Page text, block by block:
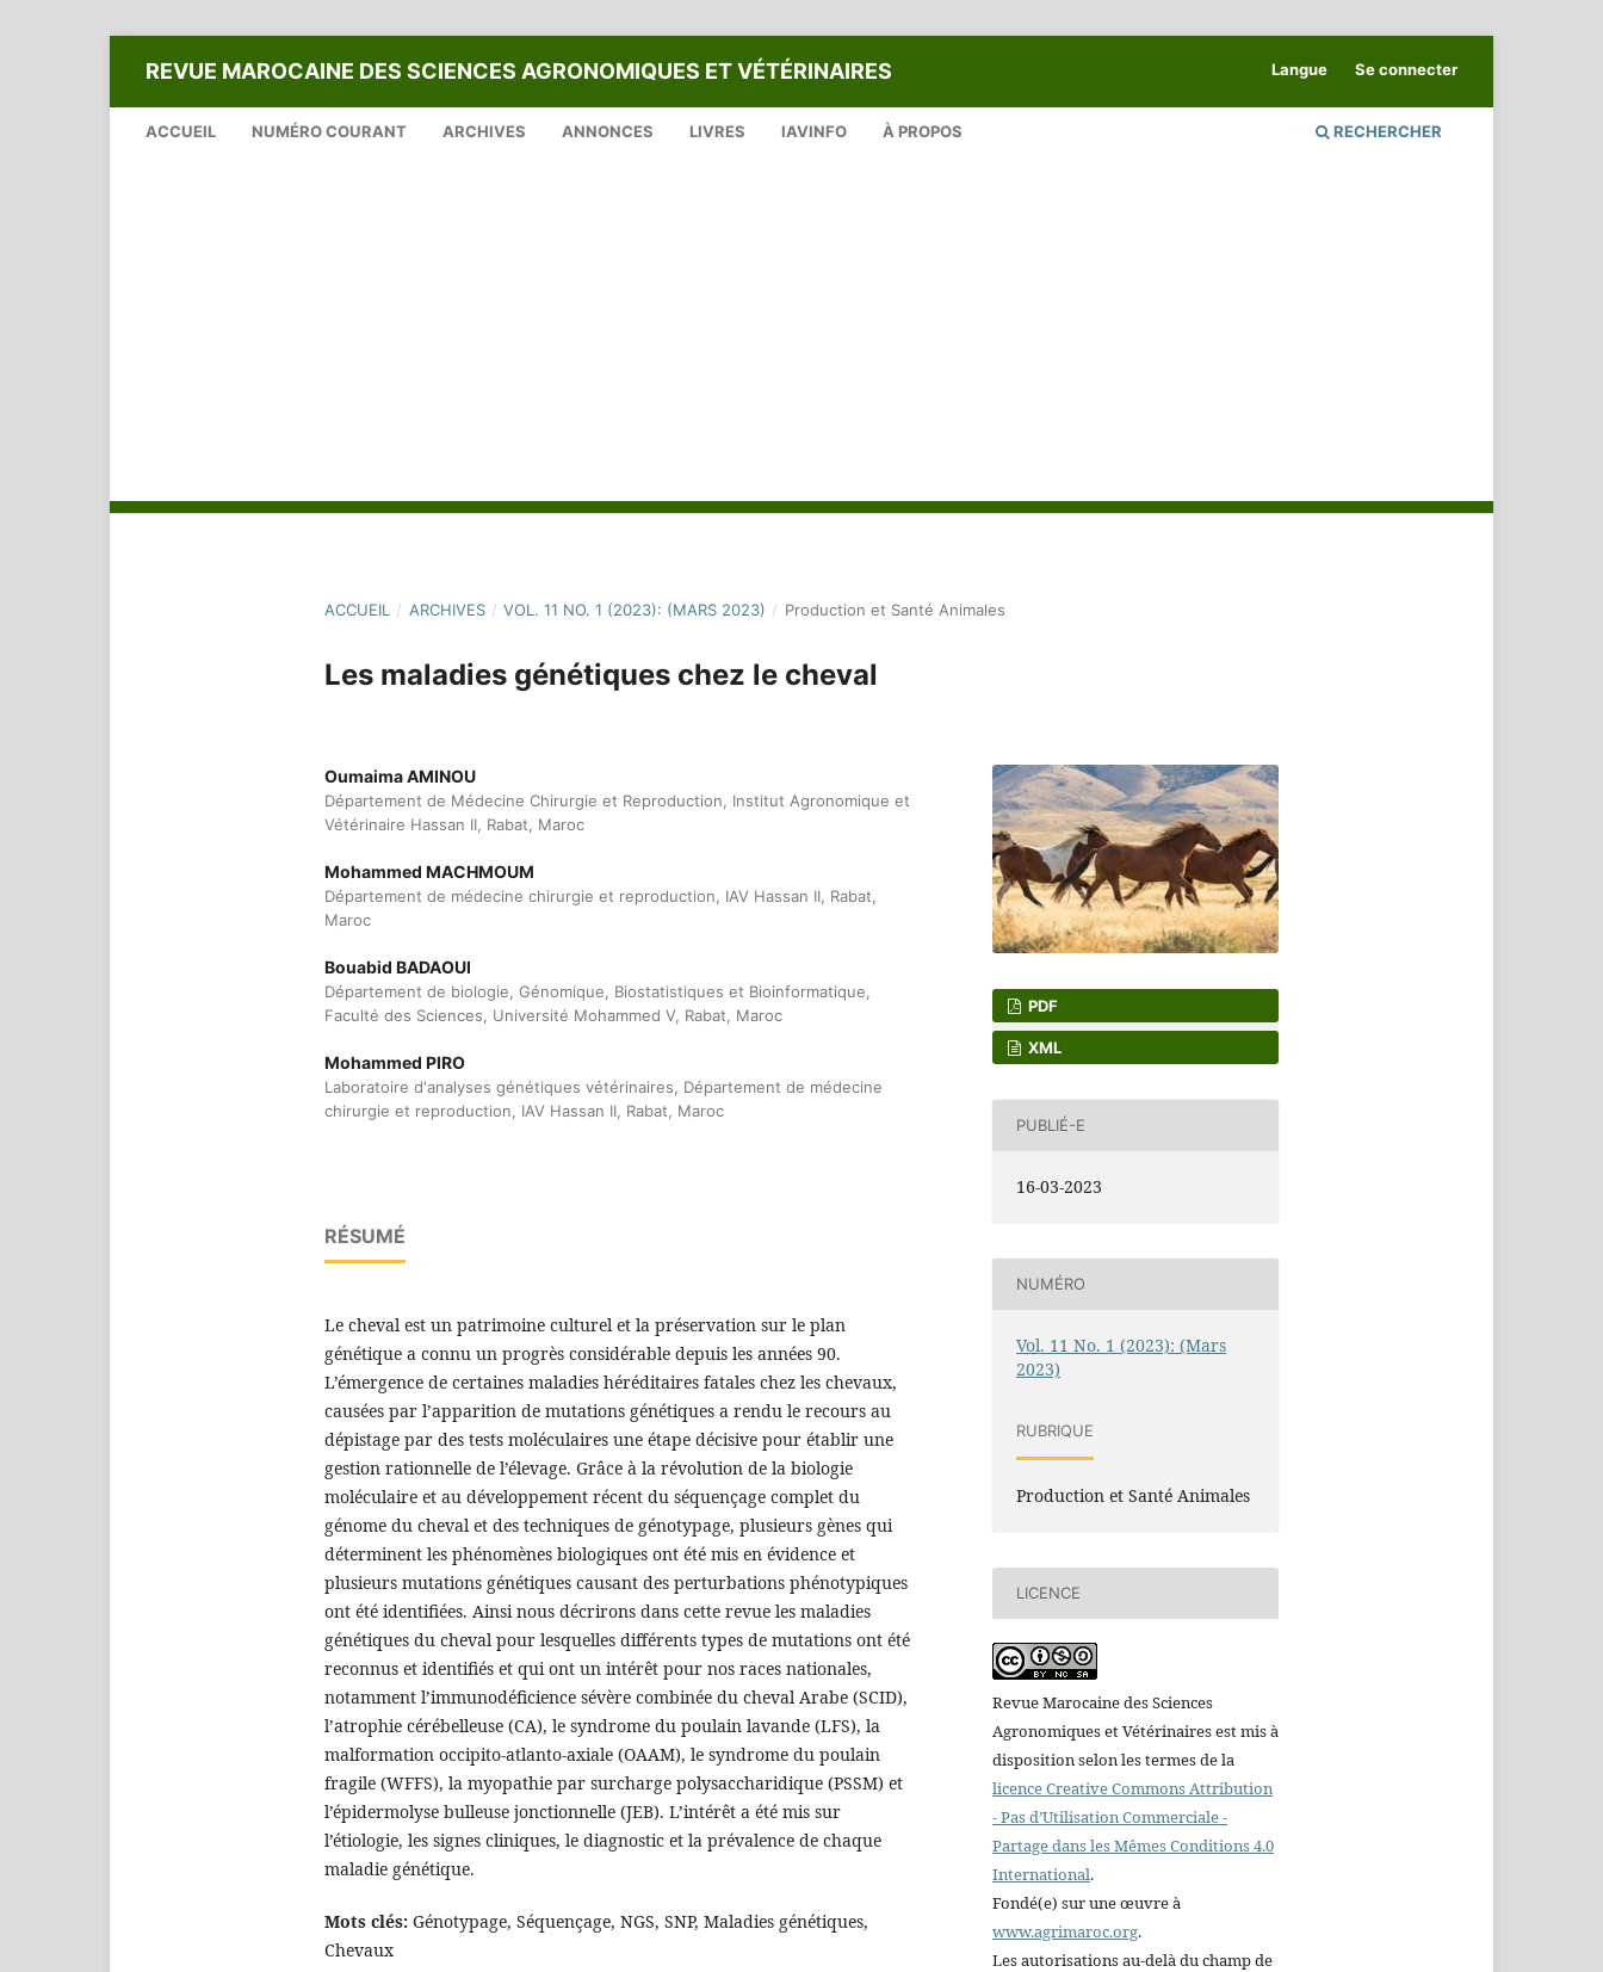
REVUE MAROCAINE DES SCIENCES AGRONOMIQUES ET VÉTÉRINAIRES
ACCUEIL NUMÉRO COURANT ARCHIVES ANNONCES LIVRES IAVINFO À PROPOS RECHERCHER
Langue Se connecter
ACCUEIL / ARCHIVES / VOL. 11 NO. 1 (2023): (MARS 2023) / Production et Santé Animales
Les maladies génétiques chez le cheval
Oumaima AMINOU
Département de Médecine Chirurgie et Reproduction, Institut Agronomique et
Vétérinaire Hassan II, Rabat, Maroc
Mohammed MACHMOUM
Département de médecine chirurgie et reproduction, IAV Hassan II, Rabat,
Maroc
Bouabid BADAOUI
Département de biologie, Génomique, Biostatistiques et Bioinformatique,
Faculté des Sciences, Université Mohammed V, Rabat, Maroc
Mohammed PIRO
Laboratoire d'analyses génétiques vétérinaires, Département de médecine
chirurgie et reproduction, IAV Hassan II, Rabat, Maroc
RÉSUMÉ
Le cheval est un patrimoine culturel et la préservation sur le plan
génétique a connu un progrès considérable depuis les années 90.
L’émergence de certaines maladies héréditaires fatales chez les chevaux,
causées par l’apparition de mutations génétiques a rendu le recours au
dépistage par des tests moléculaires une étape décisive pour établir une
gestion rationnelle de l’élevage. Grâce à la révolution de la biologie
moléculaire et au développement récent du séquençage complet du
génome du cheval et des techniques de génotypage, plusieurs gènes qui
déterminent les phénomènes biologiques ont été mis en évidence et
plusieurs mutations génétiques causant des perturbations phénotypiques
ont été identifiées. Ainsi nous décrirons dans cette revue les maladies
génétiques du cheval pour lesquelles différents types de mutations ont été
reconnus et identifiés et qui ont un intérêt pour nos races nationales,
notamment l’immunodéficience sévère combinée du cheval Arabe (SCID),
l’atrophie cérébelleuse (CA), le syndrome du poulain lavande (LFS), la
malformation occipito-atlanto-axiale (OAAM), le syndrome du poulain
fragile (WFFS), la myopathie par surcharge polysaccharidique (PSSM) et
l’épidermolyse bulleuse jonctionnelle (JEB). L’intérêt a été mis sur
l’étiologie, les signes cliniques, le diagnostic et la prévalence de chaque
maladie génétique.
Mots clés: Génotypage, Séquençage, NGS, SNP, Maladies génétiques,
Chevaux
PDF
XML
PUBLIÉ-E
16-03-2023
NUMÉRO
Vol. 11 No. 1 (2023): (Mars
2023)
RUBRIQUE
Production et Santé Animales
LICENCE
Revue Marocaine des Sciences
Agronomiques et Vétérinaires est mis à
disposition selon les termes de la
licence Creative Commons Attribution
- Pas d’Utilisation Commerciale -
Partage dans les Mêmes Conditions 4.0
International.
Fondé(e) sur une œuvre à
www.agrimaroc.org.
Les autorisations au-delà du champ de